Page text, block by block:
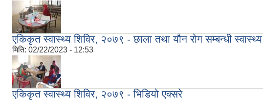
एकिकृत स्वास्थ्य शिविर, २०७९ - छाला तथा यौन रोग सम्बन्धी
मिति: 02/22/2023 - 12:53
एकिकृत स्वास्थ्य शिविर, २०७९ - भिडियो एक्सरे